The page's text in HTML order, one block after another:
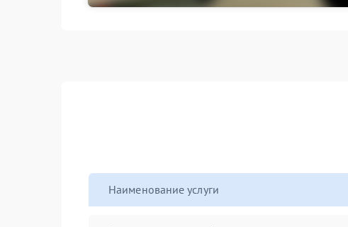
Наименование услуги